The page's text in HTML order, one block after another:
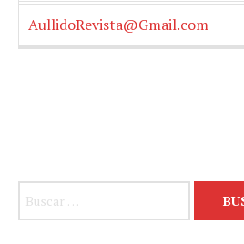
AullidoRevista@Gmail.com